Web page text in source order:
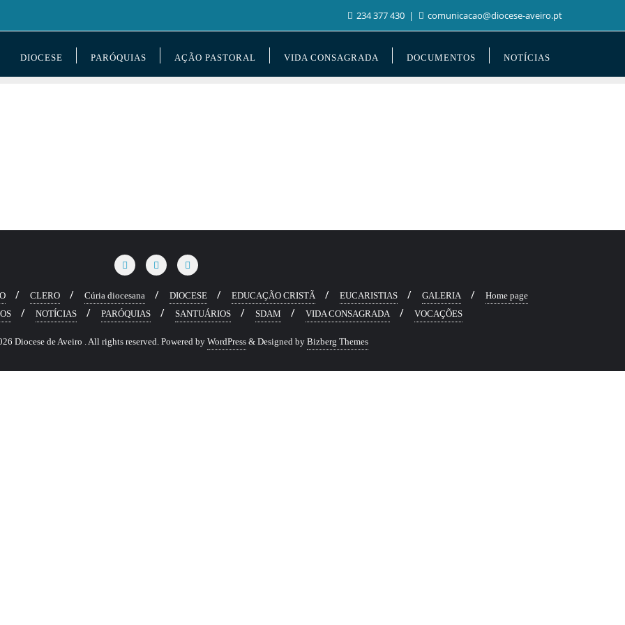
234 377 430 comunicacao@diocese-aveiro.pt
DIOCESE PARÓQUIAS AÇÃO PASTORAL VIDA CONSAGRADA DOCUMENTOS NOTÍCIAS
CLERO Cúria diocesana DIOCESE EDUCAÇÃO CRISTÃ EUCARISTIAS GALERIA
Home page
NOTÍCIAS PARÓQUIAS SANTUÁRIOS SDAM VIDA CONSAGRADA VOCAÇÕES
Diocese de Aveiro . All rights reserved.Powered by WordPress & Designed by Bizberg Themes